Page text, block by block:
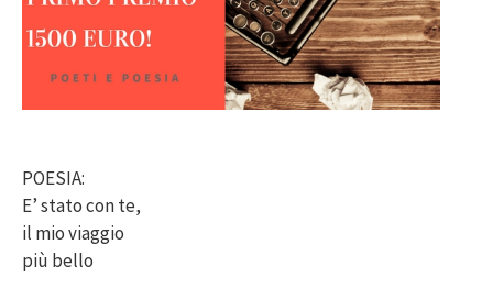
POESIA:
E’ stato con te,
il mio viaggio
più bello